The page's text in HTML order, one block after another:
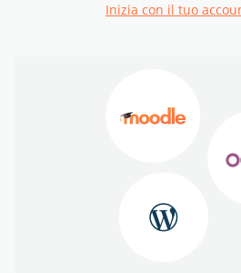
Inizia con il tuo